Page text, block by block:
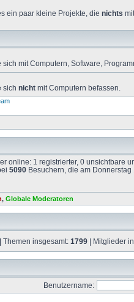
ein paar kleine Projekte, die nichts
mit Computern, Software,
sich nicht mit Computern befassen.
online: 1 registrierter, 0 unsichtbare
5090 Besuchern, die am
, Globale Moderatoren
| Themen insgesamt: 1799 | Mitglieder
Benutzername: